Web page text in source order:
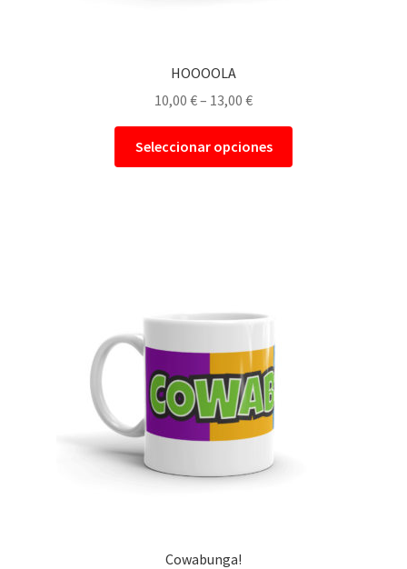
HOOOOLA
10,00 €– 13,00 €
Seleccionar opciones
Cowabunga!